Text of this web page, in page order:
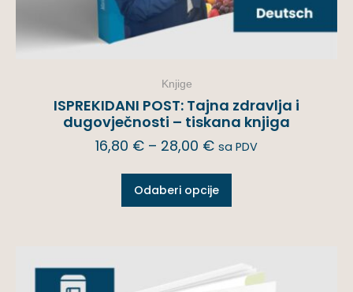
Knjige
ISPREKIDANI POST: Tajna zdravlja i
dugovječnosti – tiskana knjiga
16,80 € – 28,00 € sa PDV
Odaberi opcije